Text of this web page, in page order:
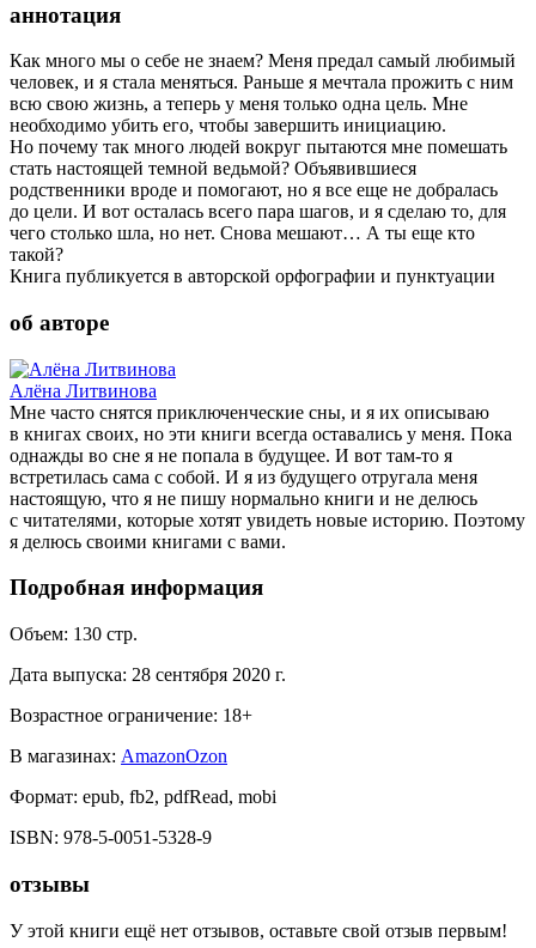
аннотация
Как много мы о себе не знаем? Меня предал самый любимый
человек, и я стала меняться. Раньше я мечтала прожить с ним
всю свою жизнь, а теперь у меня только одна цель. Мне
необходимо убить его, чтобы завершить инициацию.
Но почему так много людей вокруг пытаются мне помешать
стать настоящей темной ведьмой? Объявившиеся
родственники вроде и помогают, но я все еще не добралась
до цели. И вот осталась всего пара шагов, и я сделаю то, для
чего столько шла, но нет. Снова мешают… А ты еще кто
такой?
Книга публикуется в авторской орфографии и пунктуации
об авторе
Алёна Литвинова
Мне часто снятся приключенческие сны, и я их описываю
в книгах своих, но эти книги всегда оставались у меня. Пока
однажды во сне я не попала в будущее. И вот там-то я
встретилась сама с собой. И я из будущего отругала меня
настоящую, что я не пишу нормально книги и не делюсь
с читателями, которые хотят увидеть новые историю. Поэтому
я делюсь своими книгами с вами.
Подробная информация
Объем: 130 стр.
Дата выпуска: 28 сентября 2020 г.
Возрастное ограничение: 18+
В магазинах: AmazonOzon
Формат: epub, fb2, pdfRead, mobi
ISBN: 978-5-0051-5328-9
отзывы
У этой книги ещё нет отзывов, оставьте свой отзыв первым!